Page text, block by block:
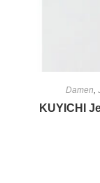
Damen
KUYICHI